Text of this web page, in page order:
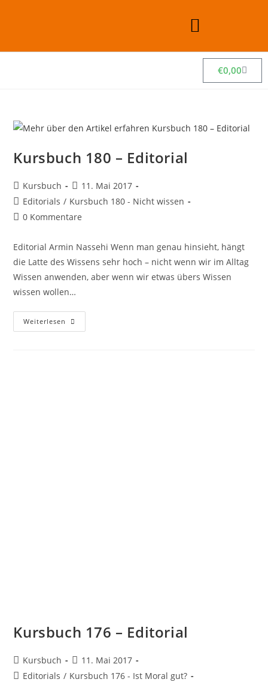
€0,00
Kursbuch 180 – Editorial
Kursbuch
11. Mai 2017
Editorials / Kursbuch 180 - Nicht wissen
0 Kommentare
Editorial Armin Nassehi Wenn man genau hinsieht, hängt
die Latte des Wissens sehr hoch – nicht wenn wir im Alltag
Wissen anwenden, aber wenn wir etwas übers Wissen
wissen wollen…
Weiterlesen
Kursbuch 176 – Editorial
Kursbuch
11. Mai 2017
Editorials / Kursbuch 176 - Ist Moral gut?